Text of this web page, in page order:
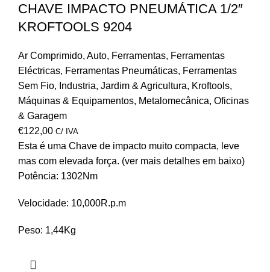
CHAVE IMPACTO PNEUMÁTICA 1/2″
KROFTOOLS 9204
Ar Comprimido, Auto, Ferramentas, Ferramentas
Eléctricas, Ferramentas Pneumáticas, Ferramentas
Sem Fio, Industria, Jardim & Agricultura, Kroftools,
Máquinas & Equipamentos, Metalomecânica, Oficinas
& Garagem
€122,00 C/ IVA
Esta é uma Chave de impacto muito compacta, leve
mas com elevada força. (ver mais detalhes em baixo)
Potência: 1302Nm
Velocidade: 10,000R.p.m
Peso: 1,44Kg